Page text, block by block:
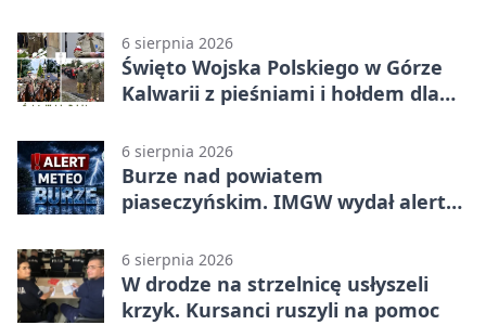
6 sierpnia 2026
Święto Wojska Polskiego w Górze
Kalwarii z pieśniami i hołdem dla
6 sierpnia 2026
Burze nad powiatem
piaseczyńskim. IMGW wydał alert
6 sierpnia 2026
W drodze na strzelnicę usłyszeli
krzyk. Kursanci ruszyli na pomoc